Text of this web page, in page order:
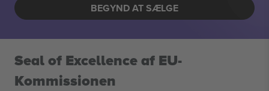
BEGYND AT SÆLGE
Seal of Excellence af EU-
Kommissionen